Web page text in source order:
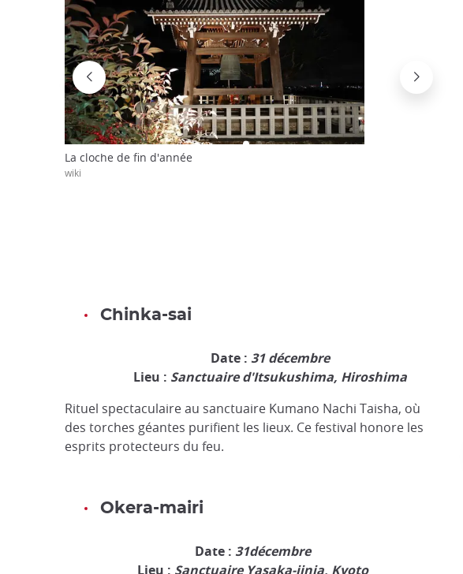
La cloche de fin d'année
wiki
Chinka-sai
Date : 31 décembre
Lieu : Sanctuaire d'Itsukushima, Hiroshima
Rituel spectaculaire au sanctuaire Kumano Nachi Taisha, où
des torches géantes purifient les lieux. Ce festival honore les
esprits protecteurs du feu.
Okera-mairi
Date : 31décembre
Lieu : Sanctuaire Yasaka-jinja, Kyoto